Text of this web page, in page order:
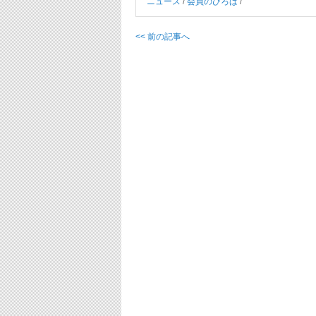
<< 前の記事へ